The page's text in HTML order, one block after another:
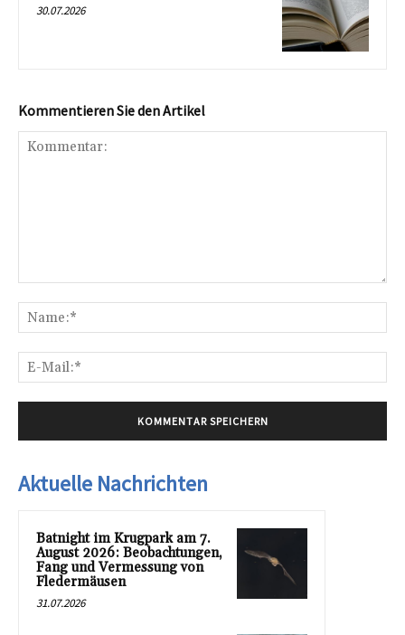
30.07.2026
Kommentieren Sie den Artikel
Aktuelle Nachrichten
Batnight im Krugpark am 7.
August 2026: Beobachtungen,
Fang und Vermessung von
Fledermäusen
31.07.2026